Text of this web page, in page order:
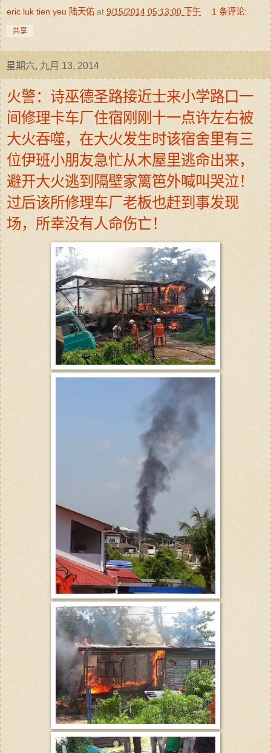
eric luk tien yeu 陆天佑 at 9/15/2014 05:13:00 下午 1 条评论:
共享
星期六, 九月 13, 2014
火警：诗巫德圣路接近士来小学路口一
间修理卡车厂住宿刚刚十一点许左右被
大火吞噬，在大火发生时该宿舍里有三
位伊班小朋友急忙从木屋里逃命出来，
避开大火逃到隔壁家篱笆外喊叫哭泣！
过后该所修理车厂老板也赶到事发现
场，所幸没有人命伤亡！